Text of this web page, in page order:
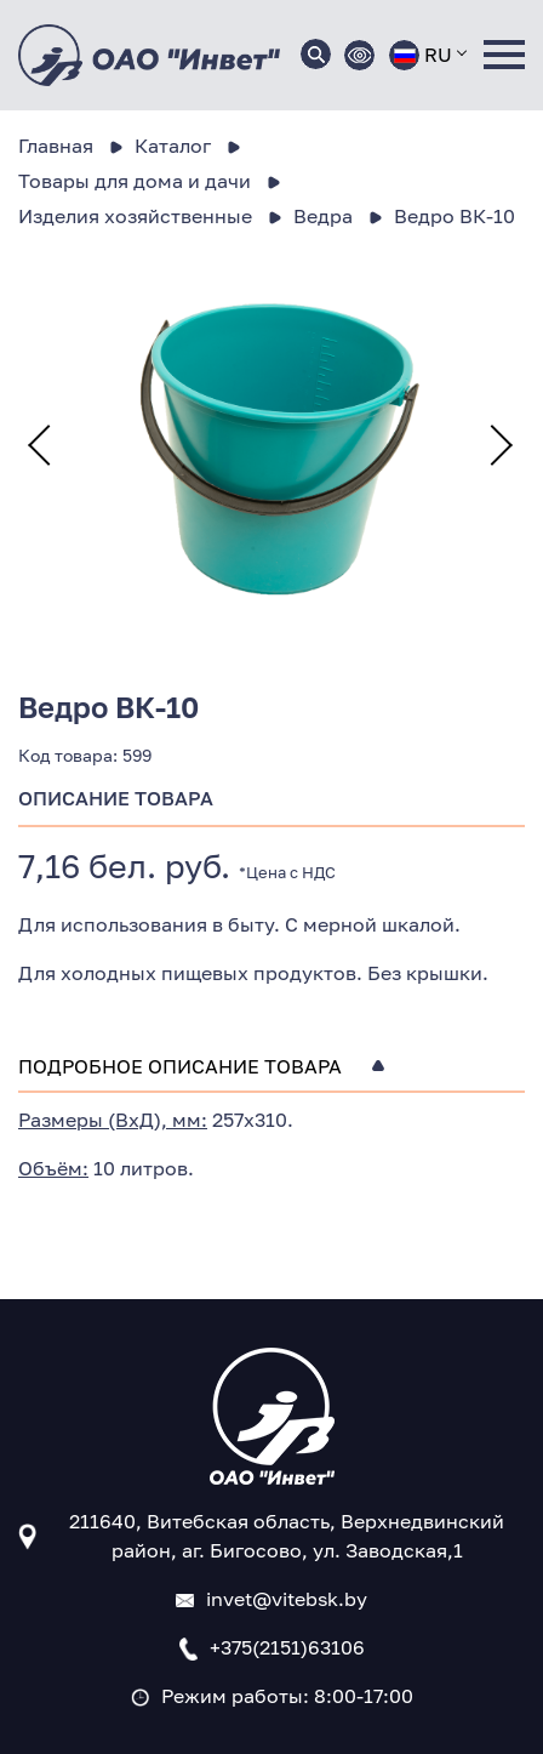
RU
Главная
Каталог
Товары для дома и дачи
Изделия хозяйственные
Ведра Ведро ВК-10
Ведро ВК-10
Код товара: 599
ОПИСАНИЕ ТОВАРА
7,16 бел. руб. *Цена с НДС
Для использования в быту. С мерной шкалой.
Для холодных пищевых продуктов. Без крышки.
ПОДРОБНОЕ ОПИСАНИЕ ТОВАРА
Размеры (ВхД), мм: 257х310.
Объём: 10 литров.
211640, Витебская область, Верхнедвинский
район, аг. Бигосово, ул. Заводская,1
invet@vitebsk.by
+375(2151)63106
Режим работы: 8:00-17:00